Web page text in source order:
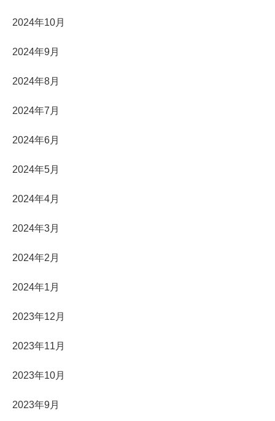
2024年10月
2024年9月
2024年8月
2024年7月
2024年6月
2024年5月
2024年4月
2024年3月
2024年2月
2024年1月
2023年12月
2023年11月
2023年10月
2023年9月